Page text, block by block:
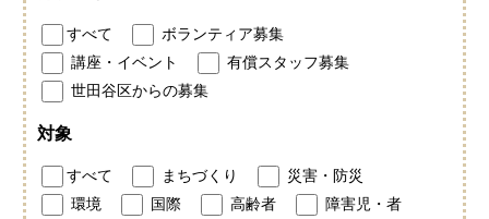
すべて
ボランティア募集
講座・イベント
有償スタッフ募集
世田谷区からの募集
対象
すべて まちづくり
災害・防災
環境
国際 高齢者
障害児・者